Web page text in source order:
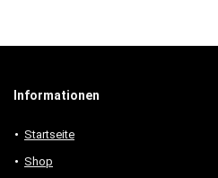
Informationen
Startseite
Shop